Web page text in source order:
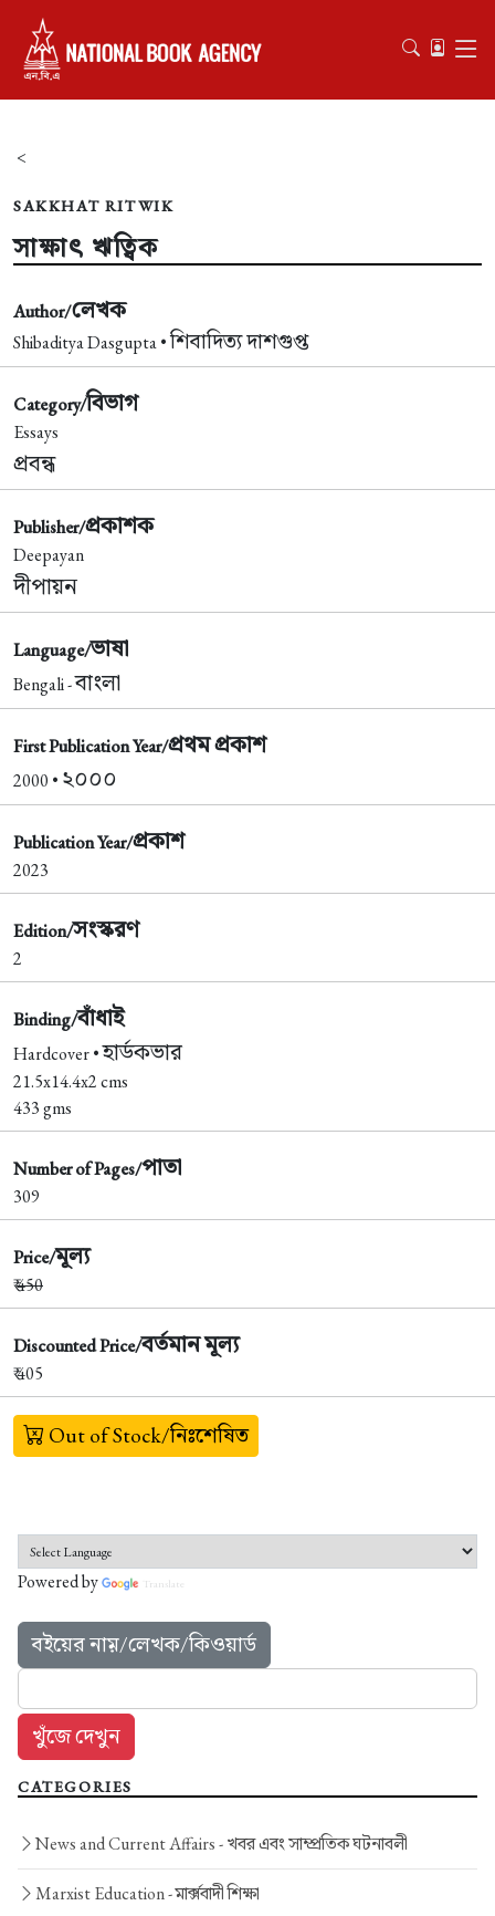
<
SAKKHAT RITWIK
সাক্ষাৎ ঋত্বিক
Author/লেখক
Shibaditya Dasgupta •শিবাদিত্য দাশগুপ্ত
Category/বিভাগ
Essays
প্রবন্ধ
Publisher/প্রকাশক
Deepayan
দীপায়ন
Language/ভাষা
Bengali -বাংলা
First Publication Year/প্রথম প্রকাশ
2000 • ২০০০
Publication Year/প্রকাশ
2023
Edition/সংস্করণ
2
Binding/বাঁধাই
Hardcover •হার্ডকভার
21.5x14.4x2 cms
433 gms
Number of Pages/পাতা
309
Price/মূল্য
₹450
Discounted Price/বর্তমান মূল্য
₹ 405
Out of Stock/নিঃশেষিত
Powered by Translate
বইয়ের নাম়/লেখক/কিওয়ার্ড
CATEGORIES
News and Current Affairs -খবর এবং সাম্প্রতিক ঘটনাবলী
Marxist Education -মার্ক্সবাদী শিক্ষা